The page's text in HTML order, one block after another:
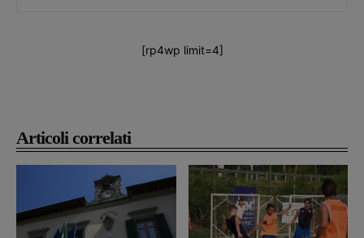
Articoli correlati
[rp4wp limit=4]